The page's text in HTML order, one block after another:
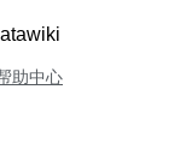
助中心